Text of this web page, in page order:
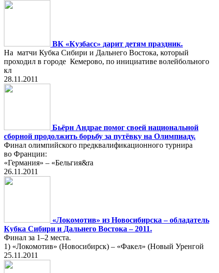
ВК «Кузбасс» дарит детям праздник.
На матчи Кубка Сибири и Дальнего Востока, который
проходил в городе Кемерово, по инициативе волейбольного
кл
28.11.2011
Бьёрн Андрае помог своей национальной
сборной продолжить борьбу за путёвку на Олимпиаду.
Финал олимпийского предквалификационного турнира
во Франции:
«Германия» – «Бельгия&ra
26.11.2011
«Локомотив» из Новосибирска – обладатель
Кубка Сибири и Дальнего Востока – 2011.
Финал за 1–2 места.
1) «Локомотив» (Новосибирск) – «Факел» (Новый Уренгой
25.11.2011